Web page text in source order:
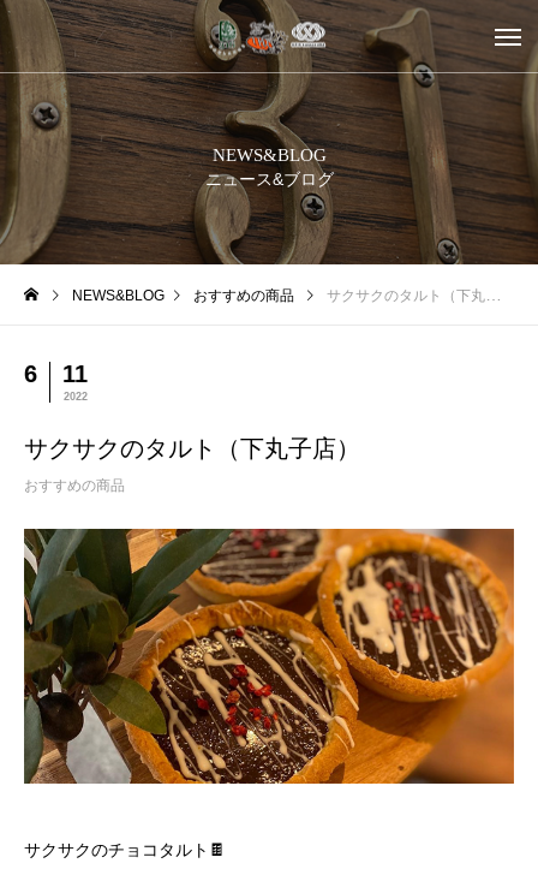
NEWS&BLOG
ニュース&ブログ
NEWS&BLOG おすすめの商品 サクサクのタルト（下丸子店）
6 11
2022
サクサクのタルト（下丸子店）
おすすめの商品
サクサクのチョコタルト🍫